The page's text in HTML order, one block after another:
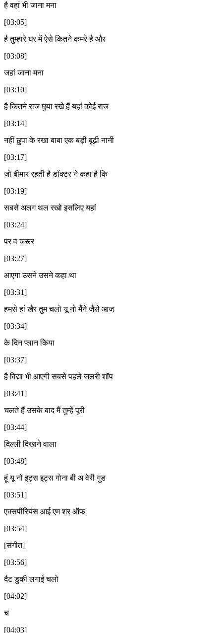
है वहां भी जाना मना
[03:05]
है तुम्हारे घर में ऐसे कितने कमरे है और
[03:08]
जहां जाना मना
[03:10]
है कितने राज छुपा रखे हैं यहां कोई राज
[03:14]
नहीं छुपा के रखा बाबा एक बड़ी बूढ़ी नानी
[03:17]
जो बीमार रहती है डॉक्टर ने कहा है कि
[03:19]
सबसे अलग थल रखो इसलिए यहां
[03:24]
पर व जरूर
[03:27]
आएगा उसने उसने कहा था
[03:31]
हमसे हां खैर तुम चलो यू नो मैंने जैसे आज
[03:34]
के दिन प्लान किया
[03:37]
है विद्या भी आएगी सबसे पहले जलरी शॉप
[03:41]
चलते हैं उसके बाद मैं तुम्हें पूरी
[03:44]
दिल्ली दिखाने वाला
[03:48]
हूं यू नो इट्स इट्स गोना बी अ वेरी गुड
[03:51]
एक्सपीरियंस आई एम शर ऑफ
[03:54]
[संगीत]
[03:56]
दैट डुकी लगाई चलो
[04:02]
च
[04:03]